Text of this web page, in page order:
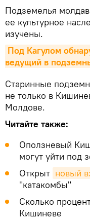
Подземелья
ее культурное
изучены.
Под Кагулом
ведущий в
Старинные
не только в
Молдове.
Читайте также:
Оползневый
могут уйти под
Открыт новый
"катакомбы"
Сколько
Кишиневе